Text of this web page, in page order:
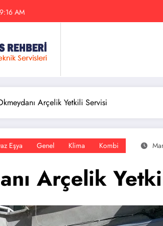
AM
Arçelik Yetkili Servisi
Eşya Genel Klima Kombi
Arçelik